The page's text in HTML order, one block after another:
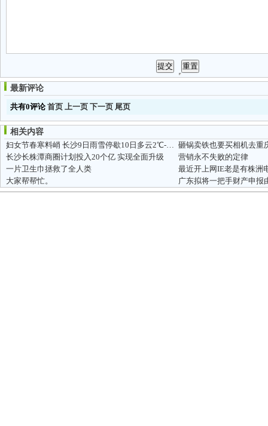
最新评论
共有0评论首页 上一页 下一页 尾页
相关内容
妇女节春寒料峭 长沙9日雨雪停歇10日多云2℃-8℃
长沙长株潭商圈计划投入20个亿 实现全面升级
营销永不失败的定律
一片卫生巾拯救了全人类
最近开上网IE老是有株洲
大家帮帮忙。
广东拟将一把手财产申报